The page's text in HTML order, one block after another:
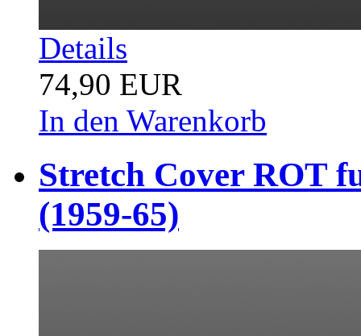
Details
74,90 EUR
In den Warenkorb
Stretch Cover ROT
(1959-65)